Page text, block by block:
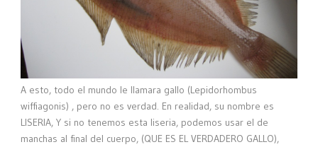
A esto, todo el mundo le llamara gallo (Lepidorhombus
wiffiagonis) , pero no es verdad. En realidad, su nombre es
LISERIA, Y si no tenemos esta liseria, podemos usar el de
manchas al final del cuerpo, (QUE ES EL VERDADERO GALLO),